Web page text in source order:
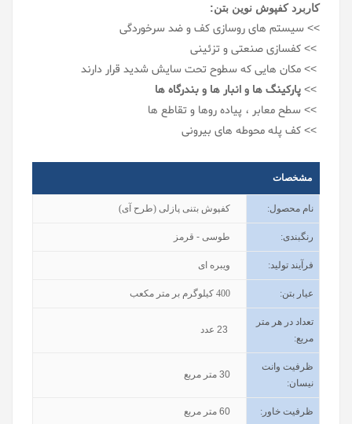
کاربرد کفپوش نوین بتن:
>> سیستم های روسازی کف و ضد سرخوردگی
>> کفسازی صنعتی و تزئینی
>> مکان هایی که سطوح تحت سایش شدید قرار دارند
>>پارکینگ ها و انبار ها و بندرگاه ها
>> سطح معابر ، پیاده روها و تقاطع ها
>> کف پله محوطه های بیرونی
مشخصات
نام محصول: کفپوش بتنی پازلی (طرح آی)
رنگبندی: طوسی - قرمز
فرآیند تولید: ویبره ای
عیار بتن:
400 کیلوگرم بر متر مکعب
تعداد در هر متر
مربع:
23 عدد
ظرفیت وانت
نیسان:
30 متر مربع
ظرفیت خاور :
60 متر مربع